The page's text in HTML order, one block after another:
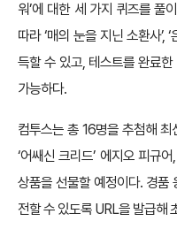
워’에 대한 세 가지 퀴즈를 풀
따라 ‘매의 눈을 지닌 소환사’,
득할 수 있고, 테스트를 완료
가능하다.
컴투스는 총 16명을 추첨해
‘어쌔신 크리드’ 에지오 피규
상품을 선물할 예정이다. 경품
전할 수 있도록 URL을 발급해